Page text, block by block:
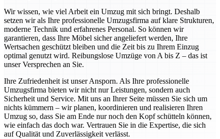
Wir wissen, wie viel Arbeit ein Umzug mit sich bringt. Deshalb
setzen wir als Ihre professionelle Umzugsfirma auf klare Strukturen,
moderne Technik und erfahrenes Personal. So können wir
garantieren, dass Ihre Möbel sicher angeliefert werden, Ihre
Wertsachen geschützt bleiben und die Zeit bis zu Ihrem Einzug
optimal genutzt wird. Reibungslose Umzüge von A bis Z – das ist
unser Versprechen an Sie.
Ihre Zufriedenheit ist unser Ansporn. Als Ihre professionelle
Umzugsfirma bieten wir nicht nur Leistungen, sondern auch
Sicherheit und Service. Mit uns an Ihrer Seite müssen Sie sich um
nichts kümmern – wir planen, koordinieren und realisieren Ihren
Umzug so, dass Sie am Ende nur noch den Kopf schütteln können,
wie einfach das doch war. Vertrauen Sie in die Expertise, die sich
auf Qualität und Zuverlässigkeit verlässt.